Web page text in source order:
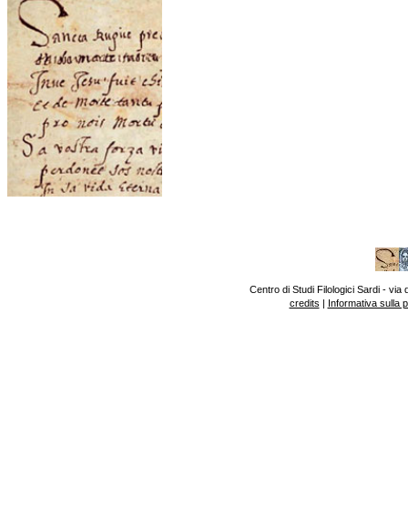
Centro di Studi Filologici Sardi - via
credits | Informativa sulla